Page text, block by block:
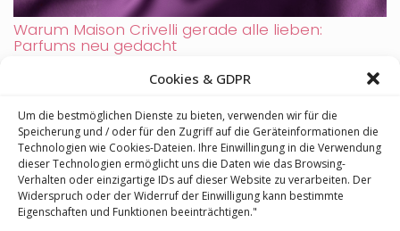
Cookies & GDPR
Um die bestmöglichen Dienste zu bieten, verwenden wir für die
Speicherung und / oder für den Zugriff auf die Geräteinformationen die
Technologien wie Cookies-Dateien. Ihre Einwillingung in die Verwendung
dieser Technologien ermöglicht uns die Daten wie das Browsing-
Verhalten oder einzigartige IDs auf dieser Website zu verarbeiten. Der
Widerspruch oder der Widerruf der Einwilligung kann bestimmte
Eigenschaften und Funktionen beeinträchtigen."
Warum Maison Crivelli gerade alle lieben:
Parfums neu gedacht